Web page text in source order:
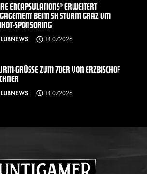
ENCAPSULATIONS® ERWEITERT
BEIM SK STURM GRAZ UM
SPONSORING
14.07.2026
GRÜSSE ZUM 70ER VON ERZBISCHOF L
14.07.2026